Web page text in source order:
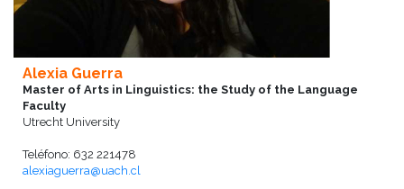
Alexia Guerra
Master of Arts in Linguistics: the Study of the Language
Faculty
Utrecht University
Teléfono: 632 221478
alexiaguerra@uach.cl